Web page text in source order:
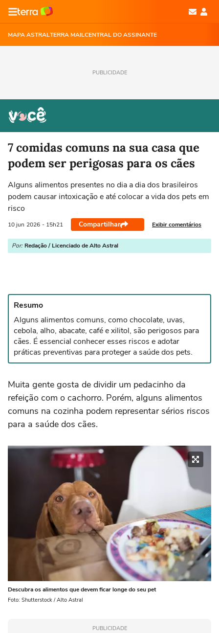
MAPA ASTRALTERRA MAILCENTRAL DO ASSINANTE
PUBLICIDADE
7 comidas comuns na sua casa que
podem ser perigosas para os cães
Alguns alimentos presentes no dia a dia dos brasileiros
podem causar intoxicação e até colocar a vida dos pets em
risco
10 jun 2026 - 15h21 Compartilhar Exibir comentários
Por: Redação / Licenciado de Alto Astral
Resumo
Alguns alimentos comuns, como chocolate, uvas,
cebola, alho, abacate, café e xilitol, são perigosos para
cães. É essencial conhecer esses riscos e adotar
práticas preventivas para proteger a saúde dos pets.
Muita gente gosta de dividir um pedacinho da
refeição com o cachorro. Porém, alguns alimentos
comuns na cozinha podem representar sérios riscos
para a saúde dos cães.
Descubra os alimentos que devem ficar longe do seu pet
Foto: Shutterstock / Alto Astral
PUBLICIDADE